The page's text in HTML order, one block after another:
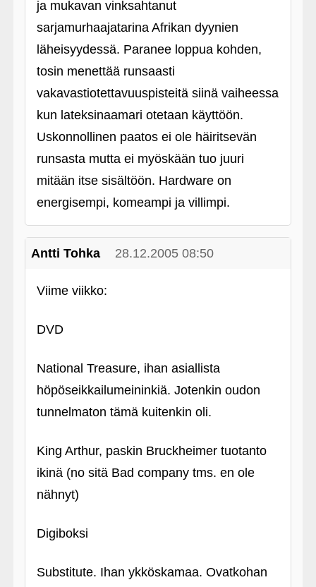
ja mukavan vinksahtanut
sarjamurhaajatarina Afrikan dyynien
läheisyydessä. Paranee loppua kohden,
tosin menettää runsaasti
vakavastiotettavuuspisteitä siinä vaiheessa
kun lateksinaamari otetaan käyttöön.
Uskonnollinen paatos ei ole häiritsevän
runsasta mutta ei myöskään tuo juuri
mitään itse sisältöön. Hardware on
energisempi, komeampi ja villimpi.
Antti Tohka 28.12.2005 08:50
Viime viikko:
DVD
National Treasure, ihan asiallista
höpöseikkailumeininkiä. Jotenkin oudon
tunnelmaton tämä kuitenkin oli.
King Arthur, paskin Bruckheimer tuotanto
ikinä (no sitä Bad company tms. en ole
nähnyt)
Digiboksi
Substitute. Ihan ykköskamaa. Ovatkohan